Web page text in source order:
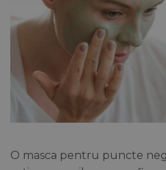
O masca pentru puncte